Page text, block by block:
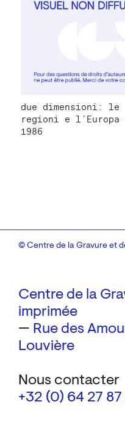
due dimensioni: le
regioni e l’Europa
1986
Centre de la
imprimée
— Rue des
Louvière
Nous contacter
+32 (0) 64 27 87
© Centre de la Gravure et